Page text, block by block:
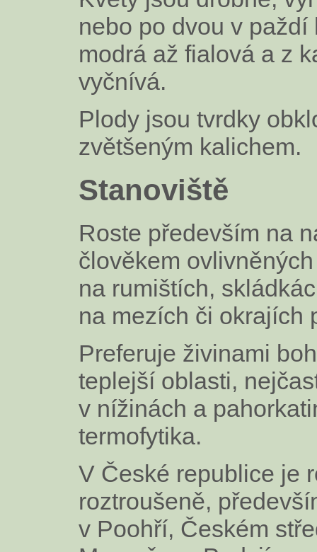
nebo po dvou v paždí
modrá až fialová a z
vyčnívá.
Plody jsou tvrdky
zvětšeným kalichem.
Stanoviště
Roste především na
člověkem
na rumištích,
na mezích či okrajích
Preferuje živinami
teplejší oblasti,
v nížinách a
termofytika.
V České republice je
roztroušeně,
v Poohří, Českém